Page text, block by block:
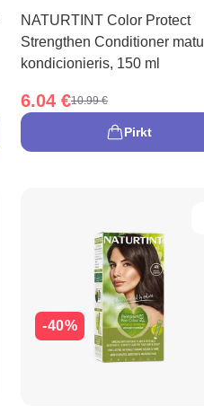
NATURTINT Color Protect
Strengthen Conditioner matu
kondicionieris, 150 ml
6.04 €10.99 €
Pirkt
-40%